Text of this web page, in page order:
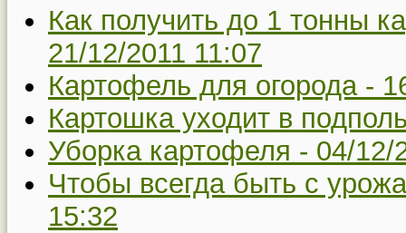
Как получить до 1 тонны
21/12/2011 11:07
Картофель для огорода -
Картошка уходит в
Уборка картофеля - 04/12/
Чтобы всегда быть с
15:32